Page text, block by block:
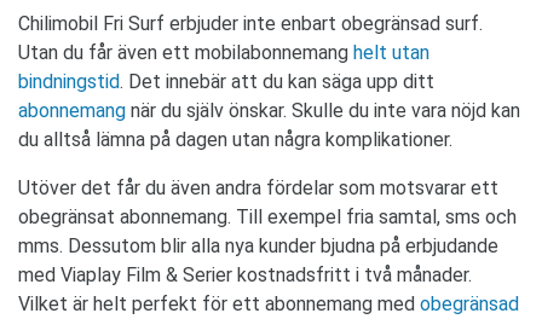
Chilimobil Fri Surf erbjuder inte enbart obegränsad surf.
Utan du får även ett mobilabonnemang helt utan
bindningstid. Det innebär att du kan säga upp ditt
abonnemang när du själv önskar. Skulle du inte vara nöjd kan
du alltså lämna på dagen utan några komplikationer.
Utöver det får du även andra fördelar som motsvarar ett
obegränsat abonnemang. Till exempel fria samtal, sms och
mms. Dessutom blir alla nya kunder bjudna på erbjudande
med Viaplay Film & Serier kostnadsfritt i två månader.
Vilket är helt perfekt för ett abonnemang med obegränsad